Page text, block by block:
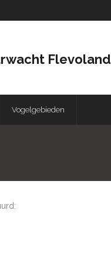
Flevoland
Vogelgebieden